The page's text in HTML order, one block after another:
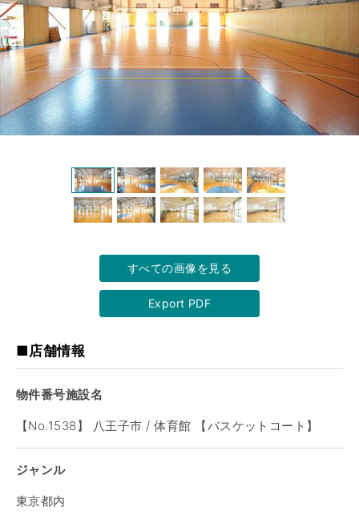
すべての画像を見る
Export PDF
■店舗情報
物件番号施設名
【No.1538】 八王子市 / 体育館 【バスケットコート】
ジャンル
東京都内